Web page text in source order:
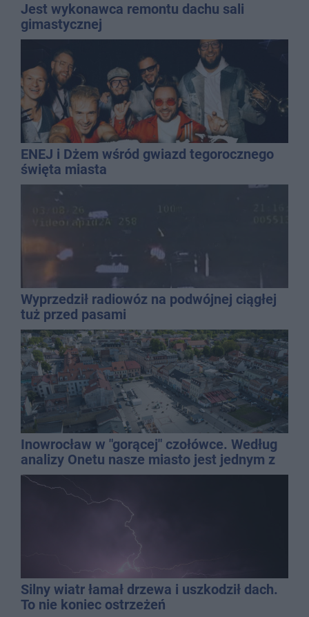
Jest wykonawca remontu dachu sali
gimastycznej
ENEJ i Dżem wśród gwiazd tegorocznego
święta miasta
Wyprzedził radiowóz na podwójnej ciągłej
tuż przed pasami
Inowrocław w "gorącej" czołówce. Według
analizy Onetu nasze miasto jest jednym z
najbardziej narażonych na upały
Silny wiatr łamał drzewa i uszkodził dach.
To nie koniec ostrzeżeń